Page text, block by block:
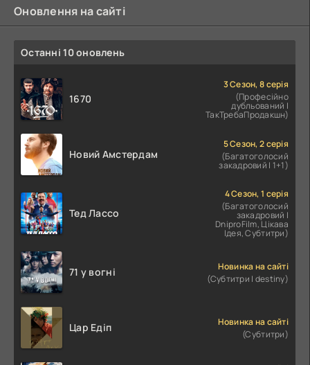
Оновлення на сайті
Останні 10 оновлень
1670
3 Сезон, 8 серія
(Професійно
дубльований |
ТакТребаПродакшн)
Новий Амстердам
5 Сезон, 2 серія
(Багатоголосий
закадровий | 1+1)
Тед Лассо
4 Сезон, 1 серія
(Багатоголосий
закадровий |
DniproFilm, Цікава
Ідея, Субтитри)
71 у вогні
Новинка на сайті
(Субтитри | destiny)
Цар Едіп
Новинка на сайті
(Субтитри)